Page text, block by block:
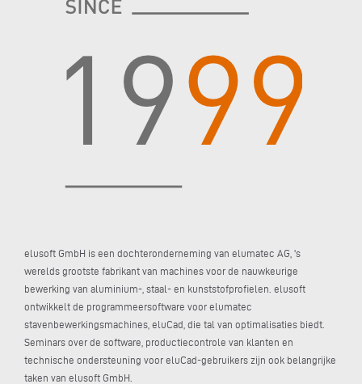
elusoft GmbH is een dochteronderneming van elumatec AG, 's
werelds grootste fabrikant van machines voor de nauwkeurige
bewerking van aluminium-, staal- en kunststofprofielen. elusoft
ontwikkelt de programmeersoftware voor elumatec
stavenbewerkingsmachines, eluCad, die tal van optimalisaties biedt.
Seminars over de software, productiecontrole van klanten en
technische ondersteuning voor eluCad-gebruikers zijn ook belangrijke
taken van elusoft GmbH.